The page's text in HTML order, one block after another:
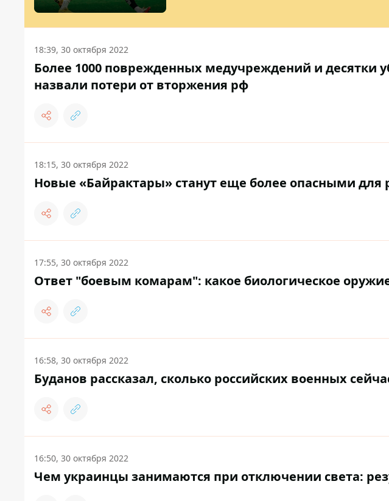
18:39, 30 октября 2022
Более 1000 поврежденных медучреждений и десятки
назвали потери от вторжения рф
18:15, 30 октября 2022
Новые «Байрактары» станут еще более опасными для
17:55, 30 октября 2022
Ответ "боевым комарам": какое биологическое
16:58, 30 октября 2022
Буданов рассказал, сколько российских военных
16:50, 30 октября 2022
Чем украинцы занимаются при отключении света: